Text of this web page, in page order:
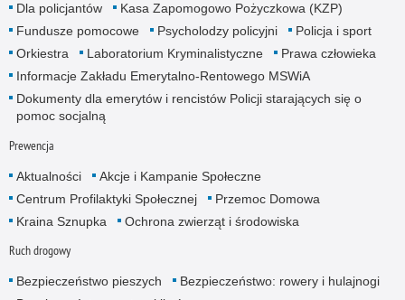
Dla policjantów
Kasa Zapomogowo Pożyczkowa (KZP)
Fundusze pomocowe
Psycholodzy policyjni
Policja i sport
Orkiestra
Laboratorium Kryminalistyczne
Prawa człowieka
Informacje Zakładu Emerytalno-Rentowego MSWiA
Dokumenty dla emerytów i rencistów Policji starających się o
pomoc socjalną
Prewencja
Aktualności
Akcje i Kampanie Społeczne
Centrum Profilaktyki Społecznej
Przemoc Domowa
Kraina Sznupka
Ochrona zwierząt i środowiska
Ruch drogowy
Bezpieczeństwo pieszych
Bezpieczeństwo: rowery i hulajnogi